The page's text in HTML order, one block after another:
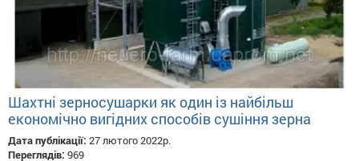
Шахтні зерносушарки як один із найбільш
економічно вигідних способів сушіння зерна
Дата публікації: 27 лютого 2022р.
Переглядів: 969